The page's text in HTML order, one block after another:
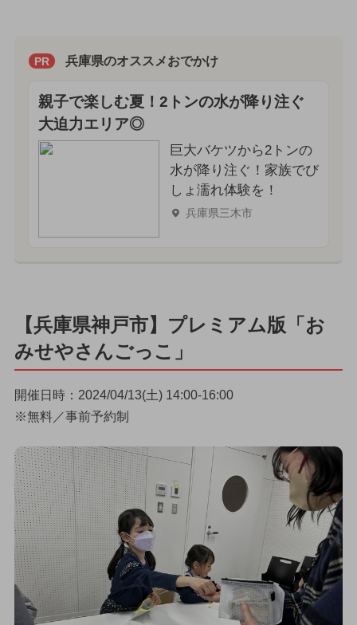
PR 兵庫県のオススメおでかけ
親子で楽しむ夏！2トンの水が降り注ぐ
大迫力エリア◎
巨大バケツから2トンの
水が降り注ぐ！家族でび
しょ濡れ体験を！
兵庫県三木市
【兵庫県神戸市】プレミアム版「お
みせやさんごっこ」
開催日時：2024/04/13(土) 14:00-16:00
※無料／事前予約制